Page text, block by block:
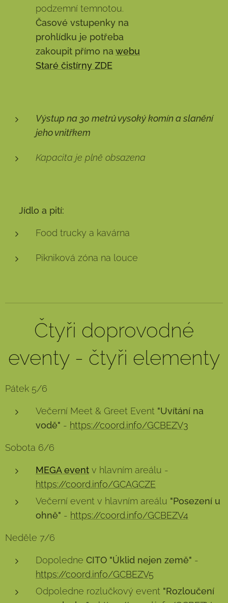
podzemní temnotou.
Časové vstupenky na
prohlídku je potřeba
zakoupit přímo na webu
Staré čistírny ZDE
Výstup na 30 metrů vysoký komín a slanění
jeho vnitřkem
Kapacita je plně obsazena
Jídlo a pití:
Food trucky a kavárna
Pikniková zóna na louce
Čtyři doprovodné
eventy - čtyři elementy
Pátek 5/6
Večerní Meet & Greet Event "Uvítání na
vodě" - https://coord.info/GCBEZV3
Sobota 6/6
MEGA event v hlavním areálu -
https://coord.info/GCAGCZE
Večerní event v hlavním areálu "Posezení u
ohně" - https://coord.info/GCBEZV4
Neděle 7/6
Dopoledne CITO "Úklid nejen země" -
https://coord.info/GCBEZV5
Odpoledne rozlučkový event "Rozloučení